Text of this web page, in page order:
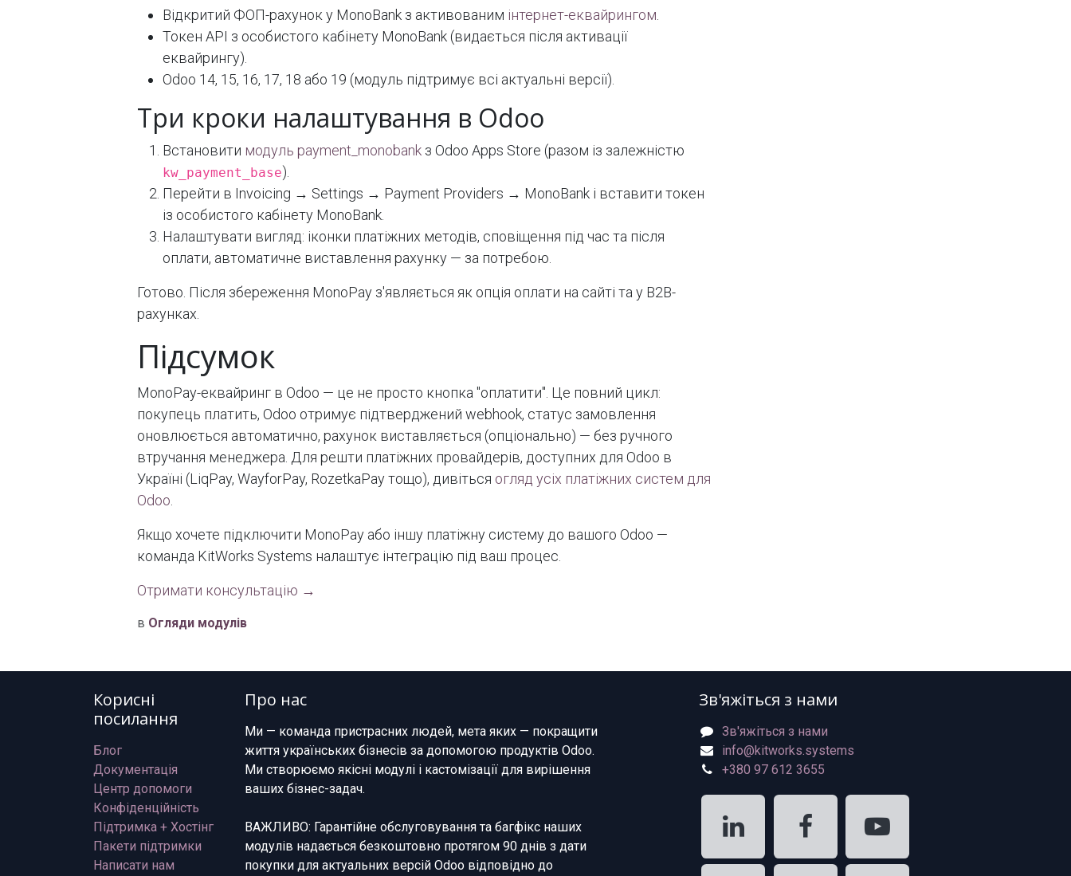
Відкритий ФОП-рахунок у MonoBank з активованим інтернет-еквайрингом
Токен API з особистого кабінету MonoBank (видається після активації
еквайрингу).
Odoo 14, 15, 16, 17, 18 або 19 (модуль підтримує всі актуальні версії).
Три кроки налаштування в Odoo
Встановити модуль payment_monobank з Odoo Apps Store (разом із залежністю
kw_payment_base).
Перейти в Invoicing → Settings → Payment Providers → MonoBank і вставити токен
із особистого кабінету MonoBank.
Налаштувати вигляд: іконки платіжних методів, сповіщення під час та після
оплати, автоматичне виставлення рахунку — за потребою.
Готово. Після збереження MonoPay з'являється як опція оплати на сайті та у B2B-
рахунках.
Підсумок
MonoPay-еквайринг в Odoo — це не просто кнопка "оплатити". Це повний цикл:
покупець платить, Odoo отримує підтверджений webhook, статус замовлення
оновлюється автоматично, рахунок виставляється (опціонально) — без ручного
втручання менеджера. Для решти платіжних провайдерів, доступних для Odoo в
Україні (LiqPay, WayforPay, RozetkaPay тощо), дивіться огляд усіх платіжних систем для
Odoo
Якщо хочете підключити MonoPay або іншу платіжну систему до вашого Odoo —
команда KitWorks Systems налаштує інтеграцію під ваш процес.
Отримати консультацію →
в Огляди модулів
Корисні
посилання
Блог
Документація
Центр допомоги
Конфіденційність
Підтримка + Хостінг
Пакети підтримки
Написати нам
Про нас
Ми — команда пристрасних людей, мета яких — покращити
життя українських бізнесів за допомогою продуктів Odoo.
Ми створюємо якісні модулі і кастомізації для вирішення
ваших бізнес-задач.
ВАЖЛИВО: Гарантійне обслуговування та багфікс наших
модулів надається безкоштовно протягом 90 днів з дати
покупки для актуальних версій Odoo відповідно до
Зв'яжіться з нами
Зв'яжіться з нами
info@kitworks.systems
+380 97 612 3655